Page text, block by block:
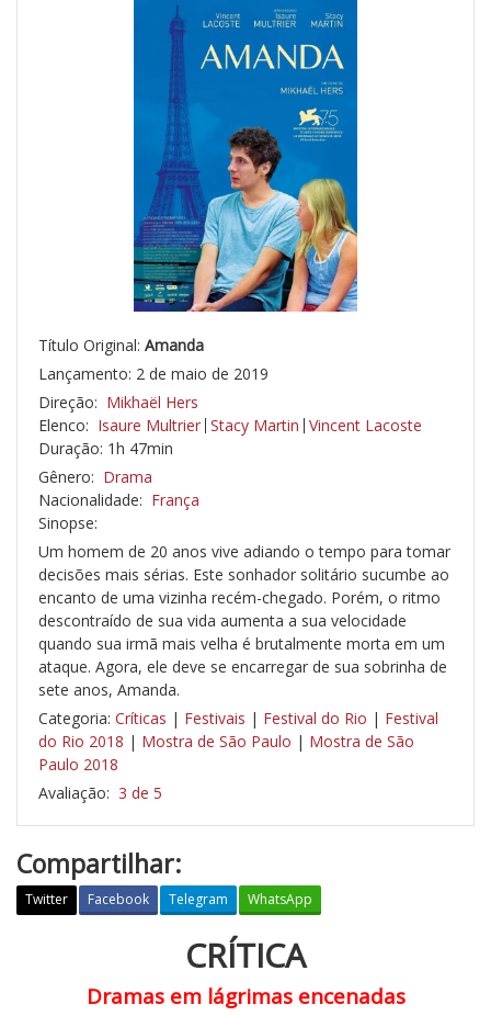
Título Original: Amanda
Lançamento: 2 de maio de 2019
Direção: Mikhaël Hers
Elenco: Isaure Multrier Stacy Martin Vincent Lacoste
Duração: 1h 47min
Gênero: Drama
Nacionalidade: França
Sinopse:
Um homem de 20 anos vive adiando o tempo para tomar
decisões mais sérias. Este sonhador solitário sucumbe ao
encanto de uma vizinha recém-chegado. Porém, o ritmo
descontraído de sua vida aumenta a sua velocidade
quando sua irmã mais velha é brutalmente morta em um
ataque. Agora, ele deve se encarregar de sua sobrinha de
sete anos, Amanda.
Categoria: Críticas | Festivais | Festival do Rio | Festival
do Rio 2018 | Mostra de São Paulo | Mostra de São
Paulo 2018
Avaliação: 3 de 5
Compartilhar:
Twitter Facebook Telegram WhatsApp
CRÍTICA
Dramas em lágrimas encenadas